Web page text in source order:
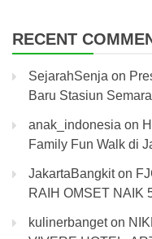
RECENT
SejarahSenja on
Baru Stasiun
anak_indonesia on
Family Fun Walk di
JakartaBangkiton
RAIH OMSET NAIK
kulinerbangeton